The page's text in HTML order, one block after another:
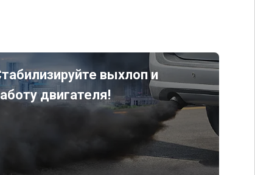
выхлоп и
двигателя!